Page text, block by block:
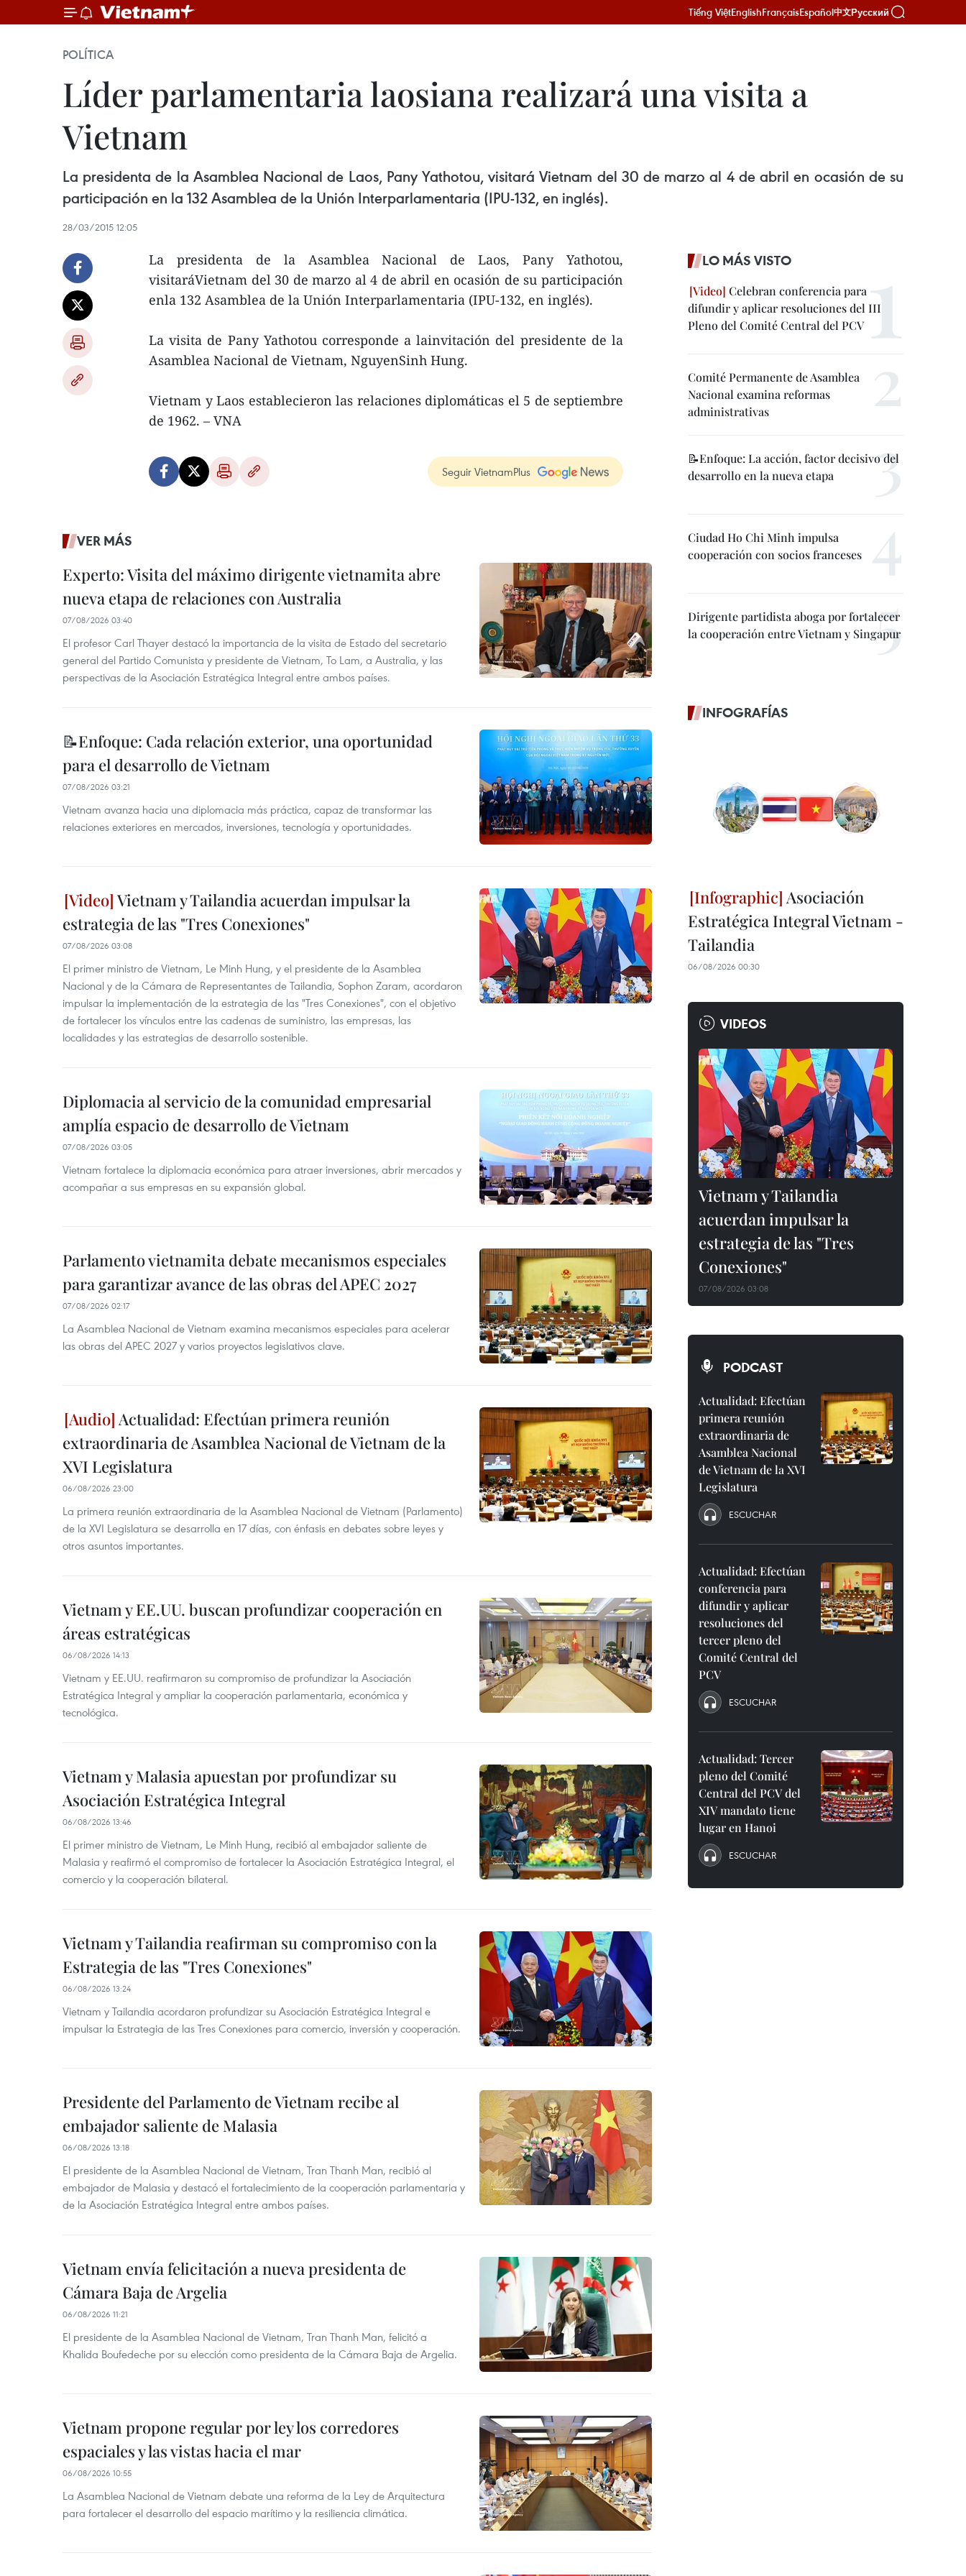
Tiếng ViệtEnglishFrançaisEspañol中文Русский
POLÍTICA
Líder parlamentaria laosiana realizará una visita a
Vietnam
La presidenta de la Asamblea Nacional de Laos, Pany Yathotou, visitará Vietnam del 30 de marzo al 4 de abril en ocasión de su
participación en la 132 Asamblea de la Unión Interparlamentaria (IPU-132, en inglés).
28/03/2015 12:05
La presidenta de la Asamblea Nacional de Laos, Pany Yathotou,
visitaráVietnam del 30 de marzo al 4 de abril en ocasión de su participación
enla 132 Asamblea de la Unión Interparlamentaria (IPU-132, en inglés).
La visita de Pany Yathotou corresponde a lainvitación del presidente de la
Asamblea Nacional de Vietnam, NguyenSinh Hung.
Vietnam y Laos establecieron las relaciones diplomáticas el 5 de septiembre
de 1962. – VNA
Seguir VietnamPlus
VER MÁS
Experto: Visita del máximo dirigente vietnamita abre
nueva etapa de relaciones con Australia
07/08/2026 03:40
El profesor Carl Thayer destacó la importancia de la visita de Estado del secretario
general del Partido Comunista y presidente de Vietnam, To Lam, a Australia, y las
perspectivas de la Asociación Estratégica Integral entre ambos países.
📝Enfoque: Cada relación exterior, una oportunidad
para el desarrollo de Vietnam
07/08/2026 03:21
Vietnam avanza hacia una diplomacia más práctica, capaz de transformar las
relaciones exteriores en mercados, inversiones, tecnología y oportunidades.
Vietnam y Tailandia acuerdan impulsar la
estrategia de las "Tres Conexiones"
07/08/2026 03:08
El primer ministro de Vietnam, Le Minh Hung, y el presidente de la Asamblea
Nacional y de la Cámara de Representantes de Tailandia, Sophon Zaram, acordaron
impulsar la implementación de la estrategia de las "Tres Conexiones", con el objetivo
de fortalecer los vínculos entre las cadenas de suministro, las empresas, las
localidades y las estrategias de desarrollo sostenible.
Diplomacia al servicio de la comunidad empresarial
amplía espacio de desarrollo de Vietnam
07/08/2026 03:05
Vietnam fortalece la diplomacia económica para atraer inversiones, abrir mercados y
acompañar a sus empresas en su expansión global.
Parlamento vietnamita debate mecanismos especiales
para garantizar avance de las obras del APEC 2027
07/08/2026 02:17
La Asamblea Nacional de Vietnam examina mecanismos especiales para acelerar
las obras del APEC 2027 y varios proyectos legislativos clave.
Actualidad: Efectúan primera reunión
extraordinaria de Asamblea Nacional de Vietnam de la
XVI Legislatura
06/08/2026 23:00
La primera reunión extraordinaria de la Asamblea Nacional de Vietnam (Parlamento)
de la XVI Legislatura se desarrolla en 17 días, con énfasis en debates sobre leyes y
otros asuntos importantes.
Vietnam y EE.UU. buscan profundizar cooperación en
áreas estratégicas
06/08/2026 14:13
Vietnam y EE.UU. reafirmaron su compromiso de profundizar la Asociación
Estratégica Integral y ampliar la cooperación parlamentaria, económica y
tecnológica.
Vietnam y Malasia apuestan por profundizar su
Asociación Estratégica Integral
06/08/2026 13:46
El primer ministro de Vietnam, Le Minh Hung, recibió al embajador saliente de
Malasia y reafirmó el compromiso de fortalecer la Asociación Estratégica Integral, el
comercio y la cooperación bilateral.
Vietnam y Tailandia reafirman su compromiso con la
Estrategia de las "Tres Conexiones"
06/08/2026 13:24
Vietnam y Tailandia acordaron profundizar su Asociación Estratégica Integral e
impulsar la Estrategia de las Tres Conexiones para comercio, inversión y cooperación.
Presidente del Parlamento de Vietnam recibe al
embajador saliente de Malasia
06/08/2026 13:18
El presidente de la Asamblea Nacional de Vietnam, Tran Thanh Man, recibió al
embajador de Malasia y destacó el fortalecimiento de la cooperación parlamentaria y
de la Asociación Estratégica Integral entre ambos países.
Vietnam envía felicitación a nueva presidenta de
Cámara Baja de Argelia
06/08/2026 11:21
El presidente de la Asamblea Nacional de Vietnam, Tran Thanh Man, felicitó a
Khalida Boufedeche por su elección como presidenta de la Cámara Baja de Argelia.
Vietnam propone regular por ley los corredores
espaciales y las vistas hacia el mar
06/08/2026 10:55
La Asamblea Nacional de Vietnam debate una reforma de la Ley de Arquitectura
para fortalecer el desarrollo del espacio marítimo y la resiliencia climática.
LO MÁS VISTO
Celebran conferencia para
difundir y aplicar resoluciones del III
Pleno del Comité Central del PCV
Comité Permanente de Asamblea
Nacional examina reformas
administrativas
📝Enfoque: La acción, factor decisivo del
desarrollo en la nueva etapa
Ciudad Ho Chi Minh impulsa
cooperación con socios franceses
Dirigente partidista aboga por fortalecer
la cooperación entre Vietnam y Singapur
INFOGRAFÍAS
Asociación
Estratégica Integral Vietnam -
Tailandia
06/08/2026 00:30
VIDEOS
Vietnam y Tailandia
acuerdan impulsar la
estrategia de las "Tres
Conexiones"
07/08/2026 03:08
PODCAST
Actualidad: Efectúan
primera reunión
extraordinaria de
Asamblea Nacional
de Vietnam de la XVI
Legislatura
ESCUCHAR
Actualidad: Efectúan
conferencia para
difundir y aplicar
resoluciones del
tercer pleno del
Comité Central del
PCV
ESCUCHAR
Actualidad: Tercer
pleno del Comité
Central del PCV del
XIV mandato tiene
lugar en Hanoi
ESCUCHAR